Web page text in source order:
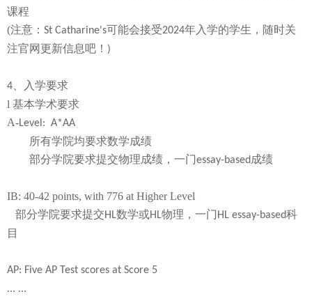
课程
(注意： St Catharine's可能会接受2024年入学的学生，随时关
注官网更新信息吧！ )
4 、入学要求
l 基本学术要求
A-Level: A*AA
所有学院均要求数学成绩
部分学院要求提交物理成绩，一门essay-based 成绩
IB: 40-42 points, with 776 at Higher Level
部分学院要求提交HL数学或HL物理，一门 HL essay-based科
目
AP: Five AP Test scores at Score 5
... ...